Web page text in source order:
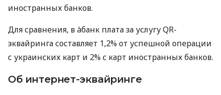
иностранных банков.
Для сравнения, в àбанк плата за услугу QR-
эквайринга составляет 1,2% от успешной операции
с украинских карт и 2% с карт иностранных банков.
Об интернет-эквайринге